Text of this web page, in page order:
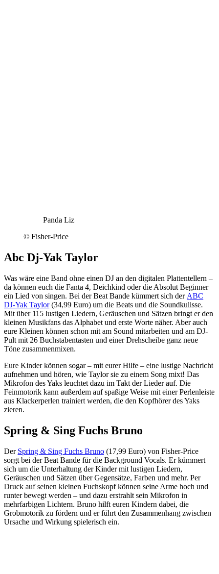
Panda Liz
© Fisher-Price
Abc Dj-Yak Taylor
Was wäre eine Band ohne einen DJ an den digitalen Plattentellern –
da können euch die Fanta 4, Deichkind oder die Absolut Beginner
ein Lied von singen. Bei der Beat Bande kümmert sich der ABC
DJ-Yak Taylor(34,99 Euro) um die Beats und die Soundkulisse.
Mit über 115 lustigen Liedern, Geräuschen und Sätzen bringt er den
kleinen Musikfans das Alphabet und erste Worte näher. Aber auch
eure Kleinen können schon mit am Sound mitarbeiten und am DJ-
Pult mit 26 Buchstabentasten und einer Drehscheibe ganz neue
Töne zusammenmixen.
Eure Kinder können sogar – mit eurer Hilfe – eine lustige Nachricht
aufnehmen und hören, wie Taylor sie zu einem Song mixt! Das
Mikrofon des Yaks leuchtet dazu im Takt der Lieder auf. Die
Feinmotorik kann außerdem auf spaßige Weise mit einer Perlenleiste
aus Klackerperlen trainiert werden, die den Kopfhörer des Yaks
zieren.
Spring & Sing Fuchs Bruno
Der Spring & Sing Fuchs Bruno (17,99 Euro) von Fisher-Price
sorgt bei der Beat Bande für die Background Vocals. Er kümmert
sich um die Unterhaltung der Kinder mit lustigen Liedern,
Geräuschen und Sätzen über Gegensätze, Farben und mehr. Per
Druck auf seinen kleinen Fuchskopf können seine Arme hoch und
runter bewegt werden – und dazu erstrahlt sein Mikrofon in
mehrfarbigen Lichtern. Bruno hilft euren Kindern dabei, die
Grobmotorik zu fördern und er führt den Zusammenhang zwischen
Ursache und Wirkung spielerisch ein.